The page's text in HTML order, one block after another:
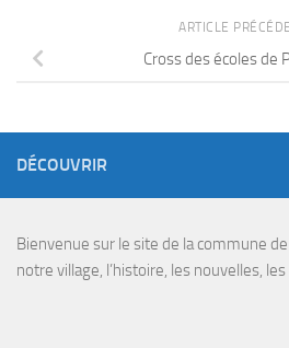
ARTICLE
Cross des écoles de
DÉCOUVRIR
Bienvenue sur le site de la commune
notre village, l’histoire, les nouvelles,